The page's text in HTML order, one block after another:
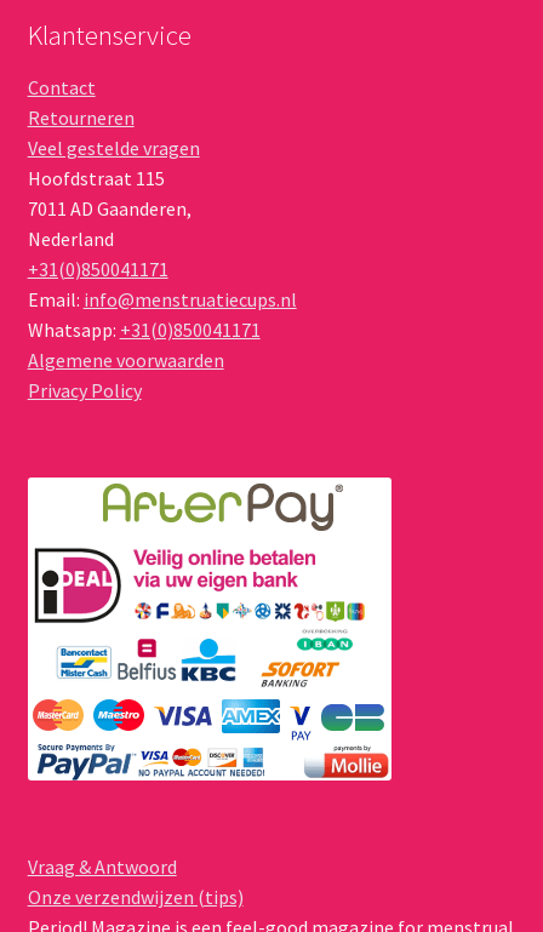
Klantenservice
Contact
Retourneren
Veel gestelde vragen
Hoofdstraat 115
7011 AD Gaanderen,
Nederland
+31(0)850041171
Email: info@menstruatiecups.nl
Whatsapp: +31(0)850041171
Algemene voorwaarden
Privacy Policy
Vraag & Antwoord
Onze verzendwijzen (tips)